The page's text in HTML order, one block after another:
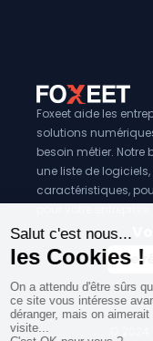
Foxeet aide les
solutions
besoin métier.
une liste de
caractéristiques,
Se